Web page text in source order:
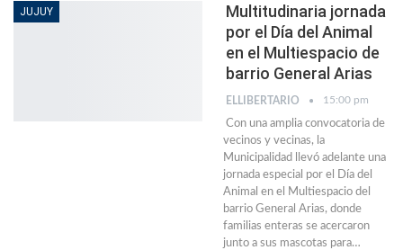
JUJUY
Multitudinaria jornada
por el Día del Animal
en el Multiespacio de
barrio General Arias
ELLIBERTARIO 15:00 pm
Con una amplia convocatoria de
vecinos y vecinas, la
Municipalidad llevó adelante una
jornada especial por el Día del
Animal en el Multiespacio del
barrio General Arias, donde
familias enteras se acercaron
junto a sus mascotas para…